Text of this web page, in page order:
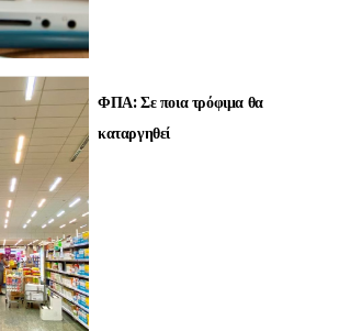
ΦΠΑ: Σε ποια τρόφιμα θα
καταργηθεί